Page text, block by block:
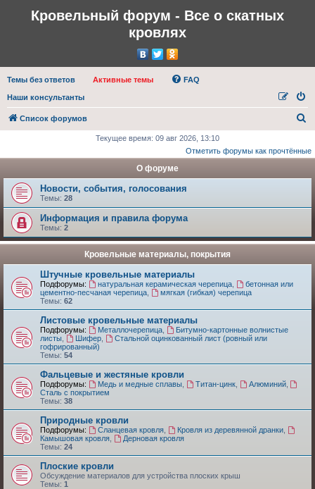
Кровельный форум - Все о скатных
кровлях
Темы без ответов Активные темы FAQ
Наши консультанты
Список форумов
и
Текущее время: 09 авг 2026, 13:10
Отметить форумы как прочтённые
О форуме
Новости, события, голосования
Темы: 28
Информация и правила форума
Темы: 2
Кровельные материалы, покрытия
Штучные кровельные материалы
Подфорумы: натуральная керамическая черепица,
бетонная или
цементно-песчаная черепица
мягкая (гибкая) черепица
Темы: 62
Листовые кровельные материалы
Подфорумы: Металлочерепица,
Битумно-картонные волнистые
листы
Шифер,
Стальной оцинкованный лист (ровный или
гофрированный)
Темы: 54
Фальцевые и жестяные кровли
Подфорумы: Медь и медные сплавы, Титан-цинк, Алюминий,
Сталь с покрытием
Темы: 38
Природные кровли
Подфорумы: Сланцевая кровля, Кровля из деревянной дранки,
Камышовая кровля
Дерновая кровля
Темы: 24
Плоские кровли
Обсуждение материалов для устройства плоских крыш
Темы: 1